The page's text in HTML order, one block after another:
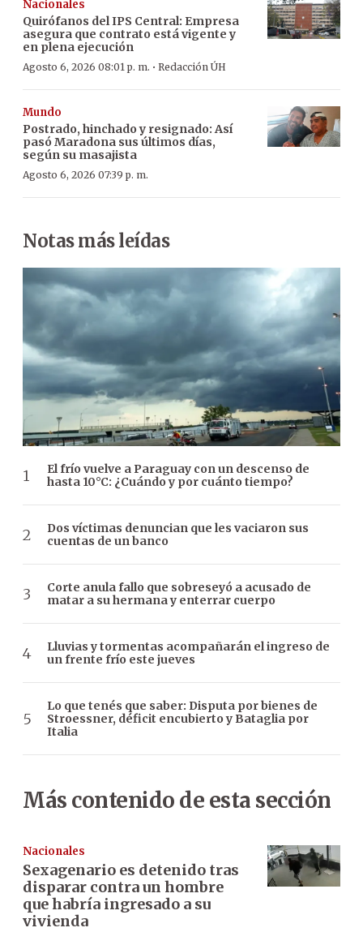
Nacionales
Quirófanos del IPS Central: Empresa
asegura que contrato está vigente y
en plena ejecución
Agosto 6, 2026 08:01 p. m. · Redacción ÚH
Mundo
Postrado, hinchado y resignado: Así
pasó Maradona sus últimos días,
según su masajista
Agosto 6, 2026 07:39 p. m.
Notas más leídas
El frío vuelve a Paraguay con un descenso de
hasta 10°C: ¿Cuándo y por cuánto tiempo?
Dos víctimas denuncian que les vaciaron sus
cuentas de un banco
Corte anula fallo que sobreseyó a acusado de
matar a su hermana y enterrar cuerpo
Lluvias y tormentas acompañarán el ingreso de
un frente frío este jueves
Lo que tenés que saber: Disputa por bienes de
Stroessner, déficit encubierto y Bataglia por
Italia
Más contenido de esta sección
Nacionales
Sexagenario es detenido tras
disparar contra un hombre
que habría ingresado a su
vivienda